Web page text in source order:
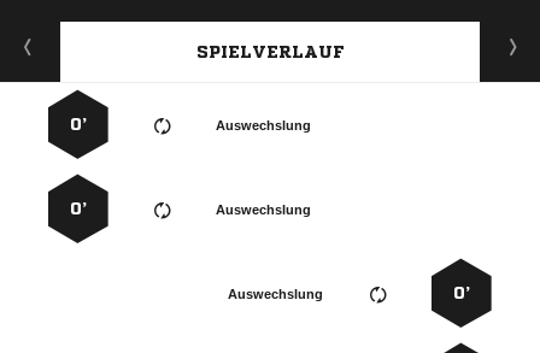
SPIELVERLAUF
Auswechslung
0’
Auswechslung
0’
0’
Auswechslung